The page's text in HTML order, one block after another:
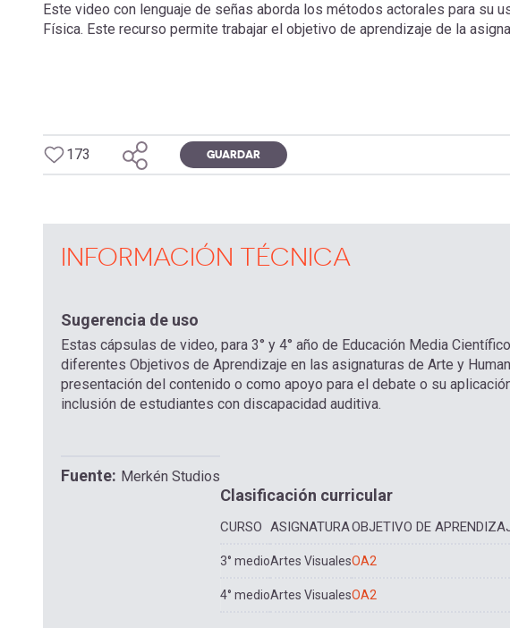
Este video con lenguaje de señas aborda los métodos actorales para su
Física. Este recurso permite trabajar el objetivo de aprendizaje de la
173 GUARDAR
INFORMACIÓN TÉCNICA
Sugerencia de uso
Estas cápsulas de video, para 3° y 4° año de Educación Media
diferentes Objetivos de Aprendizaje en las asignaturas de Arte y
presentación del contenido o como apoyo para el debate o su
inclusión de estudiantes con discapacidad auditiva.
Fuente Merkén Studios
Clasificación curricular
CURSO ASIGNATURAOBJETIVO DE
3° medioArtes VisualesOA2
4° medioArtes VisualesOA2